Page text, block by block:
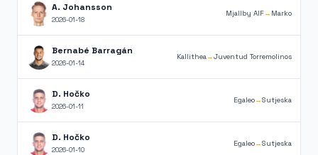
A. Johansson
2026-01-18
Mjallby AIF→ Marko
Bernabé Barragán
2026-01-14
Kallithea→Juventud Torremolinos
D. Hočko
2026-01-11
Egaleo→Sutjeska
D. Hočko
2026-01-10
Egaleo→Sutjeska